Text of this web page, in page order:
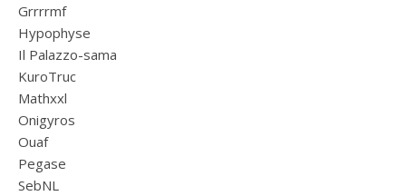
Grrrrmf
Hypophyse
Il Palazzo-sama
KuroTruc
Mathxxl
Onigyros
Ouaf
Pegase
SebNL